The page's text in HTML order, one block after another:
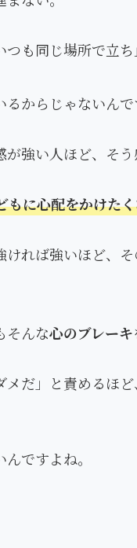
も同じ場所で立
からじゃないんで
強い人ほど、そう
もに心配をかけた
ければ強いほど、
そんな心のブレーキ
メだ」と責めるほ
ですよね。